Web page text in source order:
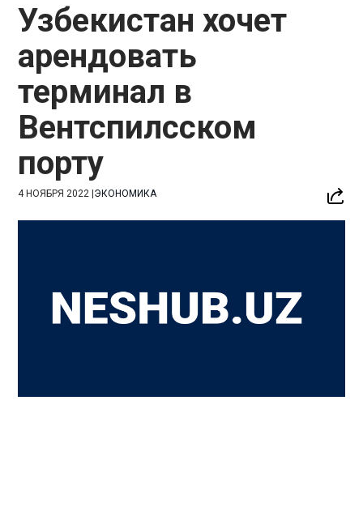
Узбекистан хочет
арендовать
терминал в
Вентспилсском
порту
4 НОЯБРЯ 2022 |ЭКОНОМИКА